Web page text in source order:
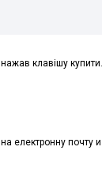
нажав клавішу купити.
на електронну почту и